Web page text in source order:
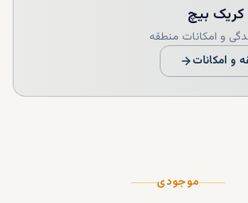
کریک بیچ
و امکانات منطقه
و امکانات
موجودی